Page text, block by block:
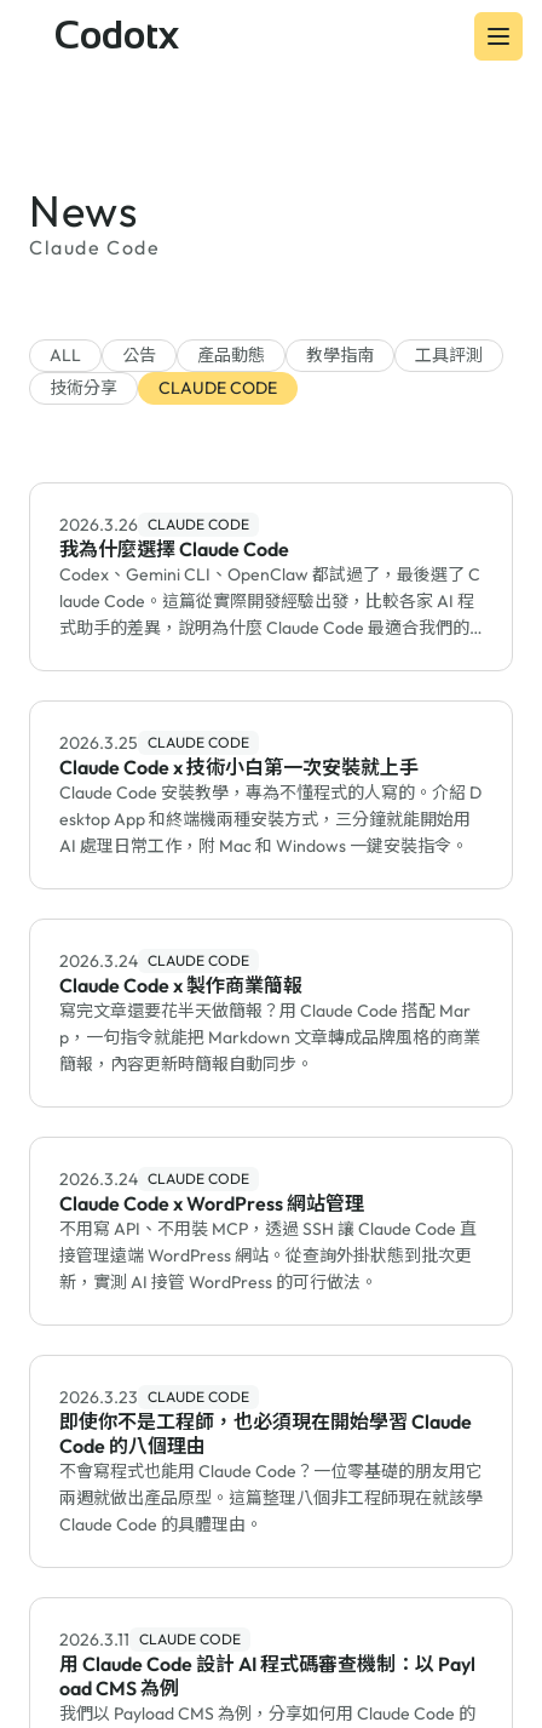
Codotx
News
Claude Code
ALL 公告 產品動態 教學指南
工具評測
技術分享
CLAUDE CODE
2026.3.26 CLAUDE CODE
我為什麼選擇 Claude Code
Codex、Gemini CLI、OpenClaw 都試過了，最後選了 C
laude Code。這篇從實際開發經驗出發，比較各家 AI 程
式助手的差異，說明為什麼 Claude Code 最適合我們的
2026.3.25 CLAUDE CODE
Claude Code x 技術小白第一次安裝就上手
Claude Code 安裝教學，專為不懂程式的人寫的。介紹 D
esktop App 和終端機兩種安裝方式，三分鐘就能開始用
AI 處理日常工作，附 Mac 和 Windows 一鍵安裝指令。
2026.3.24 CLAUDE CODE
Claude Code x 製作商業簡報
寫完文章還要花半天做簡報？用 Claude Code 搭配 Mar
p，一句指令就能把 Markdown 文章轉成品牌風格的商業
簡報，內容更新時簡報自動同步。
2026.3.24 CLAUDE CODE
Claude Code x WordPress 網站管理
不用寫 API、不用裝 MCP，透過 SSH 讓 Claude Code 直
接管理遠端 WordPress 網站。從查詢外掛狀態到批次更
新，實測 AI 接管 WordPress 的可行做法。
2026.3.23 CLAUDE CODE
即使你不是工程師，也必須現在開始學習 Claude
Code 的八個理由
不會寫程式也能用 Claude Code？一位零基礎的朋友用它
兩週就做出產品原型。這篇整理八個非工程師現在就該學
Claude Code 的具體理由。
2026.3.11 CLAUDE CODE
用 Claude Code 設計 AI 程式碼審查機制：以 Payl
oad CMS 為例
我們以 Payload CMS 為例，分享如何用 Claude Code 的